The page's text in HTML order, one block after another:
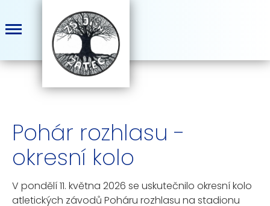
Pohár rozhlasu -
okresní kolo
V pondělí 11. května 2026 se uskutečnilo okresní kolo
atletických závodů Poháru rozhlasu na stadionu